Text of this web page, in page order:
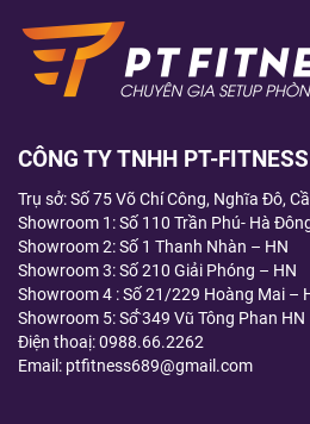
CÔNG TY TNHH PT-FITNESS
Trụ sở: Số 75 Võ Chí Công, Nghĩa Đô,
Showroom 1: Số 110 Trần Phú- Hà
Showroom 2: Số 1 Thanh Nhàn – HN
Showroom 3: Số 210 Giải Phóng – HN
Showroom 4 : Số 21/229 Hoàng Mai –
Showroom 5: Số̂́ 349 Vũ Tông Phan HN
Điện thoaị:0988.66.2262
Email: ptfitness689@gmail.com